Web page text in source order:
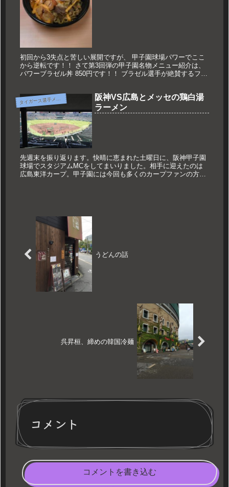
初回から3失点と苦しい展開ですが、 甲子園球場パワーでここ
から逆転です！！ さて第3回弾の甲子園名物メニュー紹介は、
パワーブラゼル丼 850円です！！ ブラゼル選手が絶賛するファ
タ
イガース選手メニュー
阪神VS広島とメッセの鶏白湯
ラーメン
先週末を振り返ります。快晴に恵まれた土曜日に、阪神甲子園
球場でスタジアムMCをしてまいりました。相手に迎えたのは
広島東洋カープ。甲子園には今回も多くのカープファンの方が
うどんの話
呉昇桓、締めの韓国冷麺
コメント
コメントを書き込む